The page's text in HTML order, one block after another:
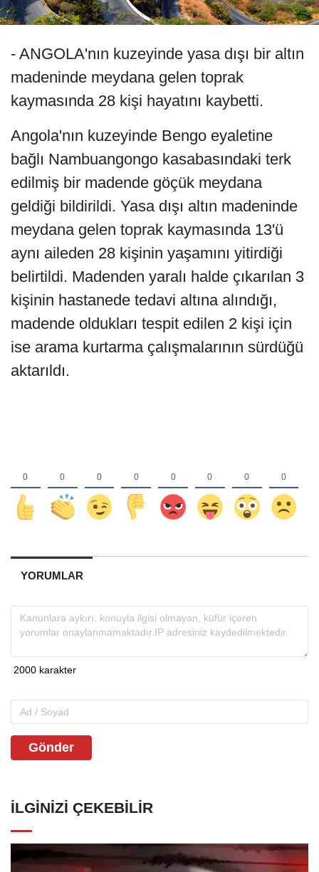
- ANGOLA'nın kuzeyinde yasa dışı bir altın
madeninde meydana gelen toprak
kaymasında 28 kişi hayatını kaybetti.
Angola'nın kuzeyinde Bengo eyaletine
bağlı Nambuangongo kasabasındaki terk
edilmiş bir madende göçük meydana
geldiği bildirildi. Yasa dışı altın madeninde
meydana gelen toprak kaymasında 13'ü
aynı aileden 28 kişinin yaşamını yitirdiği
belirtildi. Madenden yaralı halde çıkarılan 3
kişinin hastanede tedavi altına alındığı,
madende oldukları tespit edilen 2 kişi için
ise arama kurtarma çalışmalarının sürdüğü
aktarıldı.
YORUMLAR
Gönder
İLGINIZI ÇEKEBILIR